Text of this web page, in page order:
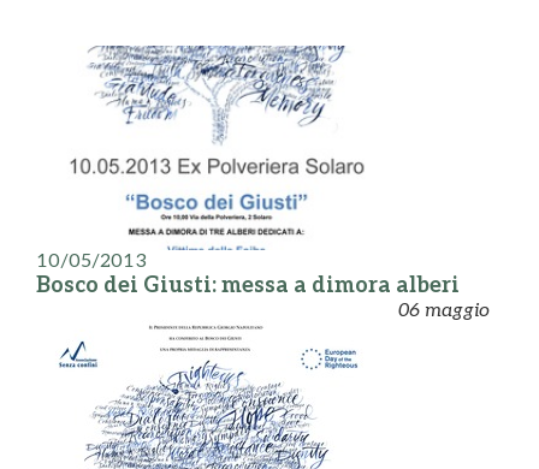
10/05/2013
Bosco dei Giusti: messa a dimora alberi
06 maggio